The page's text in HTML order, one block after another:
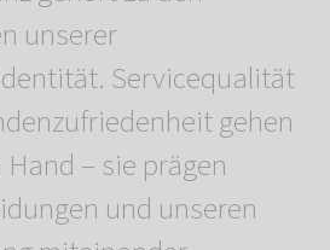
unserer
Servicequalität
gehen
– sie prägen
und unseren